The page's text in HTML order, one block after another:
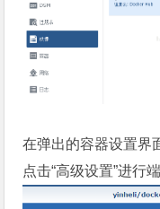
在弹出的容器设置界
点击“高级设置”进行